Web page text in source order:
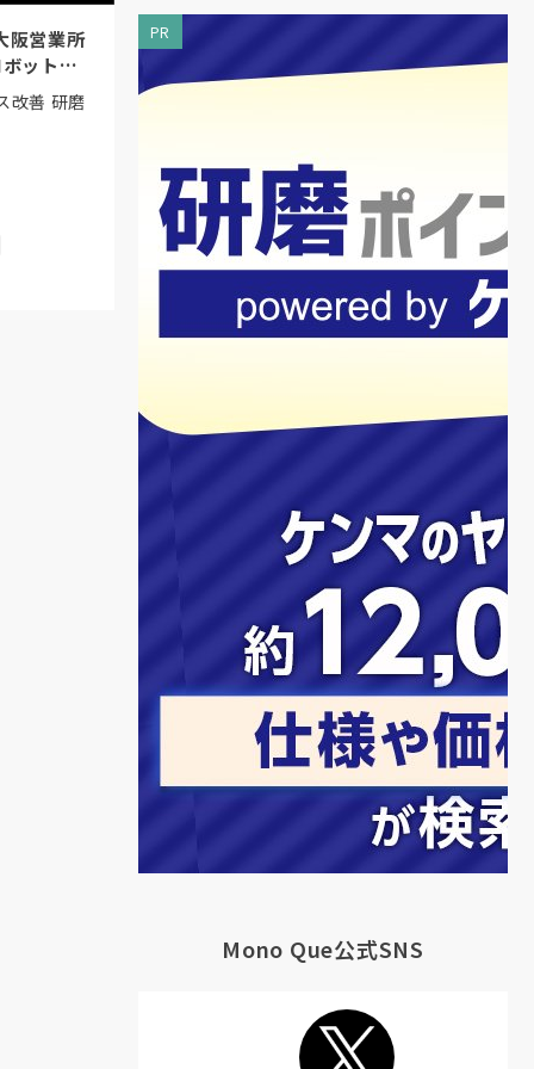
阪営業所
ットシ
改善 研磨
PR
Mono Que公式SNS